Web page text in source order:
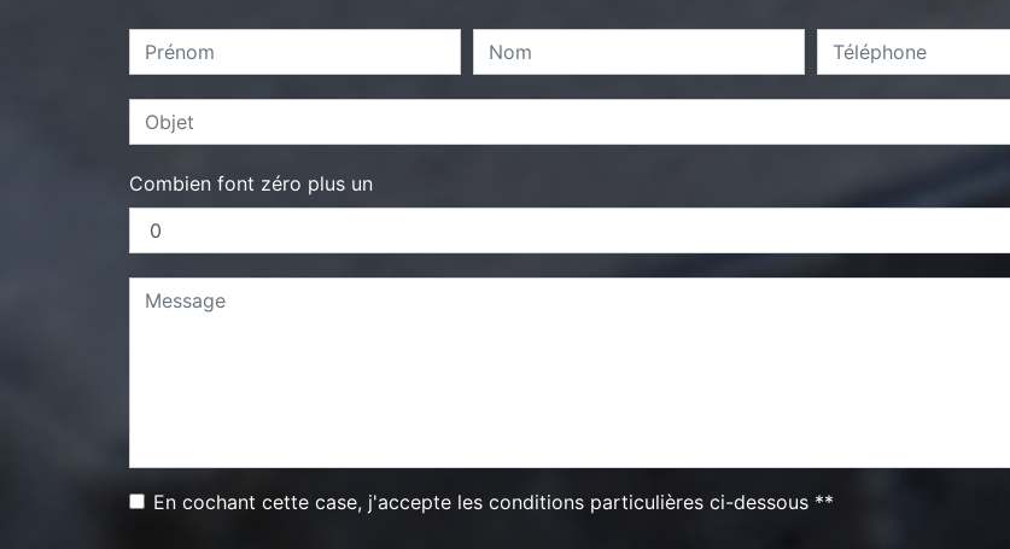
Combien font zéro plus un
En cochant cette case, j'accepte les conditions particulières ci-dessous **